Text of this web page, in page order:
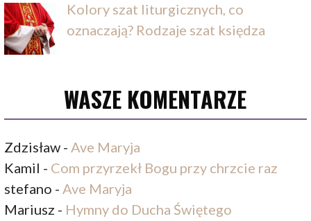
Kolory szat liturgicznych, co
oznaczają? Rodzaje szat księdza
WASZE KOMENTARZE
Zdzisław -Ave Maryja
Kamil - Com przyrzekł Bogu przy chrzcie raz
stefano -Ave Maryja
Mariusz - Hymny do Ducha Świętego